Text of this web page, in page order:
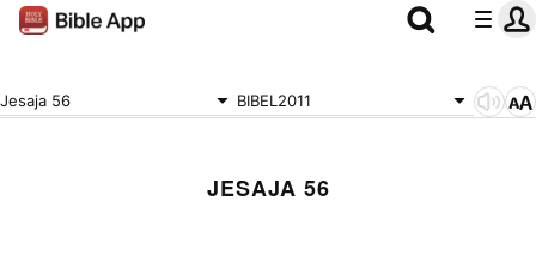
Jesaja 56 BIBEL2011
JESAJA 56